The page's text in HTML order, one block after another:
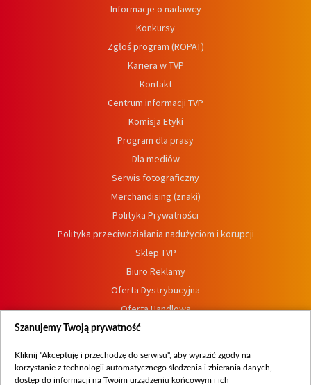
Informacje o nadawcy
Konkursy
Zgłoś program (ROPAT)
Kariera w TVP
Kontakt
Centrum informacji TVP
Komisja Etyki
Program dla prasy
Dla mediów
Serwis fotograficzny
Merchandising (znaki)
Polityka Prywatności
Polityka przeciwdziałania nadużyciom i korupcji
Sklep TVP
Biuro Reklamy
Oferta Dystrybucyjna
Oferta Handlowa
Dostępność
Procedura zgłoszeń wewnętrznych
Szanujemy Twoją prywatność
Kliknij "Akceptuję i przechodzę do serwisu", aby wyrazić zgody na
korzystanie z technologii automatycznego śledzenia i zbierania danych,
dostęp do informacji na Twoim urządzeniu końcowym i ich